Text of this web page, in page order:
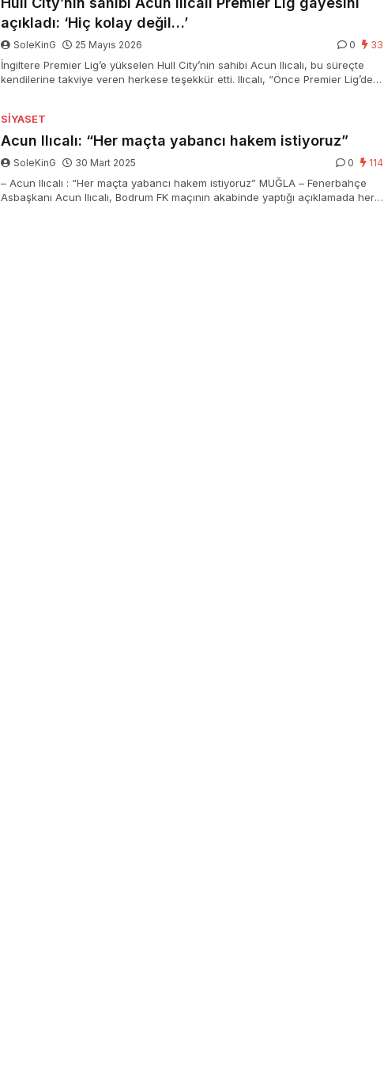
açıkladı: ‘Hiç kolay değil…’
SoleKinG 25 Mayıs 2026 0 33
İngiltere Premier Lig’e yükselen Hull City’nin sahibi Acun Ilıcalı, bu süreçte
kendilerine takviye veren herkese teşekkür etti. Ilıcalı, “Önce Premier Lig’de
SIYASET
Acun Ilıcalı: “Her maçta yabancı hakem istiyoruz”
SoleKinG 30 Mart 2025 0 114
– Acun Ilıcalı : “Her maçta yabancı hakem istiyoruz” MUĞLA – Fenerbahçe
Asbaşkanı Acun Ilıcalı, Bodrum FK maçının akabinde yaptığı açıklamada her